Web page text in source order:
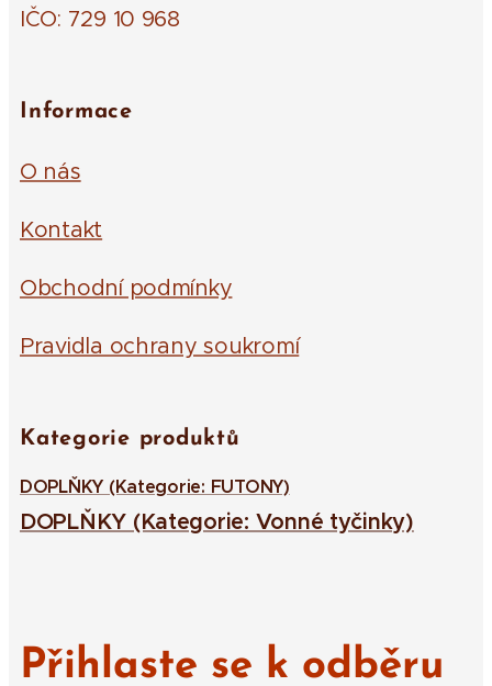
IČO: 729 10 968
Informace
O nás
Kontakt
Obchodní podmínky
Pravidla ochrany soukromí
Kategorie produktů
DOPLŇKY (Kategorie: FUTONY)
DOPLŇKY (Kategorie: Vonné tyčinky)
Přihlaste se k odběru